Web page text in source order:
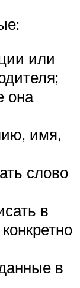
или
она
имя,
слово
в
в